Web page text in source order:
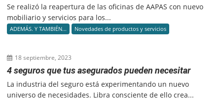
Se realizó la reapertura de las oficinas de AAPAS con nuevo
mobiliario y servicios para los...
ADEMÁS. Y TAMBIÉN... Novedades de productos y servicios
18 septiembre, 2023
4 seguros que tus asegurados pueden necesitar
La industria del seguro está experimentando un nuevo
universo de necesidades. Libra consciente de ello crea...